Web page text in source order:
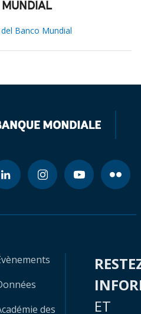
Banco Mundial
des
ET